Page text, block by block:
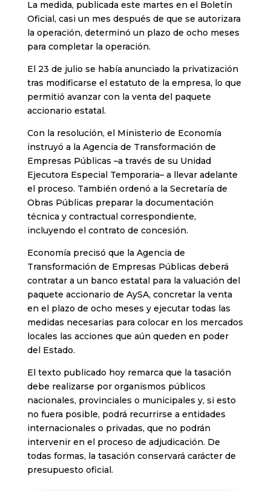
La medida, publicada este martes en el Boletín
Oficial, casi un mes después de que se autorizara
la operación, determinó un plazo de ocho meses
para completar la operación.
El 23 de julio se había anunciado la privatización
tras modificarse el estatuto de la empresa, lo que
permitió avanzar con la venta del paquete
accionario estatal.
Con la resolución, el Ministerio de Economía
instruyó a la Agencia de Transformación de
Empresas Públicas –a través de su Unidad
Ejecutora Especial Temporaria– a llevar adelante
el proceso. También ordenó a la Secretaría de
Obras Públicas preparar la documentación
técnica y contractual correspondiente,
incluyendo el contrato de concesión.
Economía precisó que la Agencia de
Transformación de Empresas Públicas deberá
contratar a un banco estatal para la valuación del
paquete accionario de AySA, concretar la venta
en el plazo de ocho meses y ejecutar todas las
medidas necesarias para colocar en los mercados
locales las acciones que aún queden en poder
del Estado.
El texto publicado hoy remarca que la tasación
debe realizarse por organismos públicos
nacionales, provinciales o municipales y, si esto
no fuera posible, podrá recurrirse a entidades
internacionales o privadas, que no podrán
intervenir en el proceso de adjudicación. De
todas formas, la tasación conservará carácter de
presupuesto oficial.